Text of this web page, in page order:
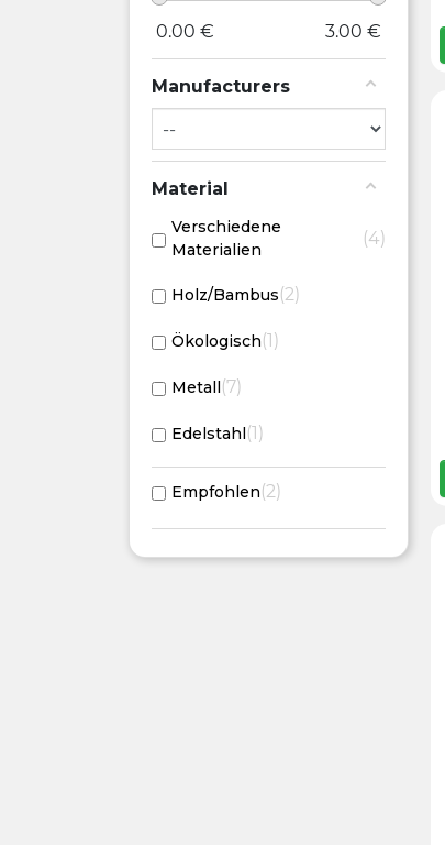
0.00 € 3.00 €
Manufacturers
Material
Verschiedene
Materialien
4
Holz/Bambus 2
Ökologisch 1
Metall 7
Edelstahl 1
Empfohlen 2